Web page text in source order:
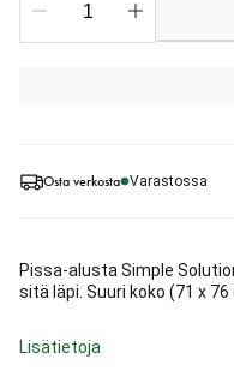
Osta verkosta Varastossa
Pissa-alusta Simple
sitä läpi. Suuri koko (71 x
Lisätietoja